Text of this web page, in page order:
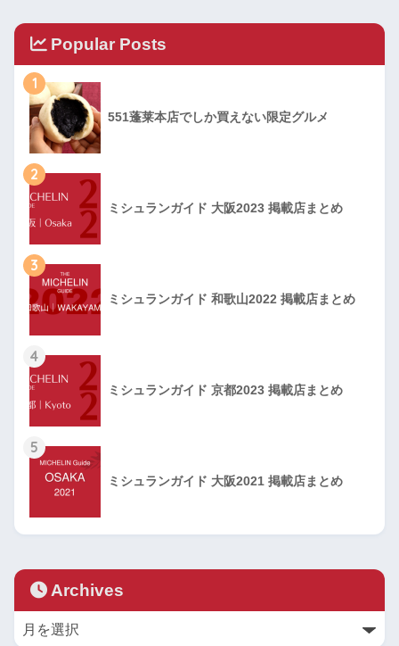
Popular Posts
1
551蓬莱本店でしか買えない限定グルメ
2
ミシュランガイド 大阪2023 掲載店まとめ
3
ミシュランガイド 和歌山2022 掲載店まとめ
4
ミシュランガイド 京都2023 掲載店まとめ
5
ミシュランガイド 大阪2021 掲載店まとめ
Archives